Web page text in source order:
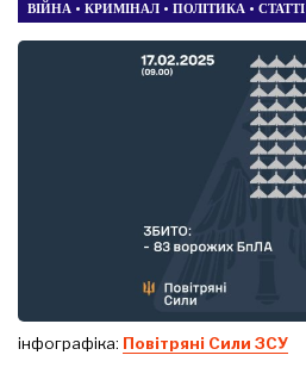
ВІЙНА • КРИМІНАЛ • ПОЛІТИКА • СТАТТІ
інфографіка: Повітряні Сили ЗСУ